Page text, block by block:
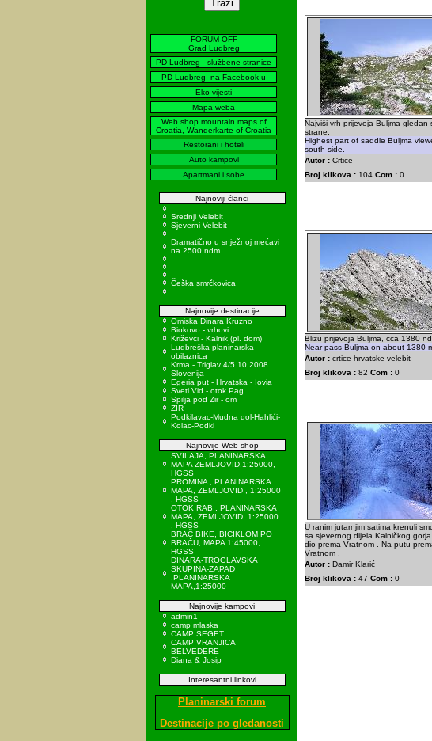
FORUM OFF
Grad Ludbreg
PD Ludbreg - službene stranice
PD Ludbreg- na Facebook-u
Eko vijesti
Mapa weba
Web shop mountain maps of
Croatia, Wanderkarte of Croatia
Restorani i hoteli
Auto kampovi
Apartmani i sobe
Najnoviji članci
Srednji Velebit
Sjeverni Velebit
Dramatično u snježnoj mećavi
na 2500 ndm
Češka smrčkovica
Najnovije destinacije
Omiska Dinara Kruzno
Biokovo - vrhovi
Križevci - Kalnik (pl. dom)
Ludbreška planinarska
obilaznica
Krma - Triglav 4/5.10.2008
Slovenija
Egeria put - Hrvatska - Iovia
Sveti Vid - otok Pag
Spilja pod Zir - om
ZIR
Podkilavac-Mudna dol-Hahlići-
Kolac-Podki
Najnovije Web shop
SVILAJA, PLANINARSKA
MAPA ZEMLJOVID,1:25000,
HGSS
PROMINA , PLANINARSKA
MAPA, ZEMLJOVID , 1:25000
, HGSS
OTOK RAB , PLANINARSKA
MAPA, ZEMLJOVID, 1:25000
, HGSS
BRAČ BIKE, BICIKLOM PO
BRAČU, MAPA 1:45000,
HGSS
DINARA-TROGLAVSKA
SKUPINA-ZAPAD
,PLANINARSKA
MAPA,1:25000
Najnovije kampovi
admin1
camp mlaska
CAMP SEGET
CAMP VRANJICA
BELVEDERE
Diana & Josip
Interesantni linkovi
Planinarski forum
Destinacije po gledanosti
Najviši vrh prijevoja Buljma gledan
strane.
Highest part of saddle Buljma
south side.
Autor : Crtice
Broj klikova : 104 Com : 0
Blizu prijevoja Buljma, cca 1380
Near pass Buljma on about 1380
Autor : crtice hrvatske velebit
Broj klikova : 82 Com : 0
U ranim jutarnjim satima krenuli
sa sjevernog dijela Kalničkog
dio prema Vratnom . Na putu
Vratnom .
Autor : Damir Klarić
Broj klikova : 47 Com : 0